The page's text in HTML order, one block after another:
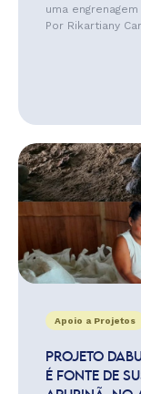
uma
Por Rikartiany
Apoio a Projetos
PROJETO
É FONTE DE